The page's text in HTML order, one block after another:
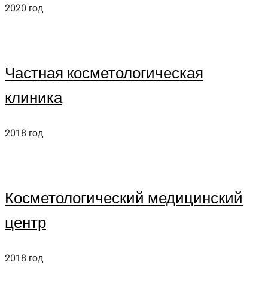
2020 год
Частная косметологическая
клиника
2018 год
Косметологический медицинский
центр
2018 год